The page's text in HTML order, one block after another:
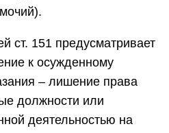
ст. 151 предусматривает
к осужденному
– лишение права
должности или
деятельностью на